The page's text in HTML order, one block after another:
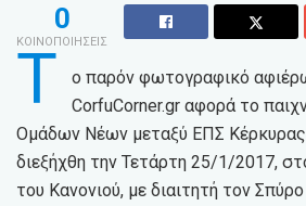
0
ΚΟΙΝΟΠΟΙΗΣΕΙΣ
Τ
ο παρόν φωτογραφικό
CorfuCorner.gr αφορά το
Ομάδων Νέων μεταξύ ΕΠΣ
διεξήχθη την Τετάρτη 25/1/2017,
του Κανονιού, με διαιτητή τον